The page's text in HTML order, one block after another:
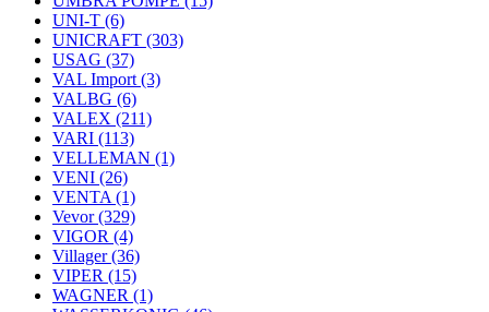
UNI-T (6)
UNICRAFT (303)
USAG (37)
VAL Import (3)
VALBG (6)
VALEX (211)
VARI (113)
VELLEMAN (1)
VENI (26)
VENTA (1)
Vevor(329)
VIGOR (4)
Villager(36)
VIPER (15)
WAGNER (1)